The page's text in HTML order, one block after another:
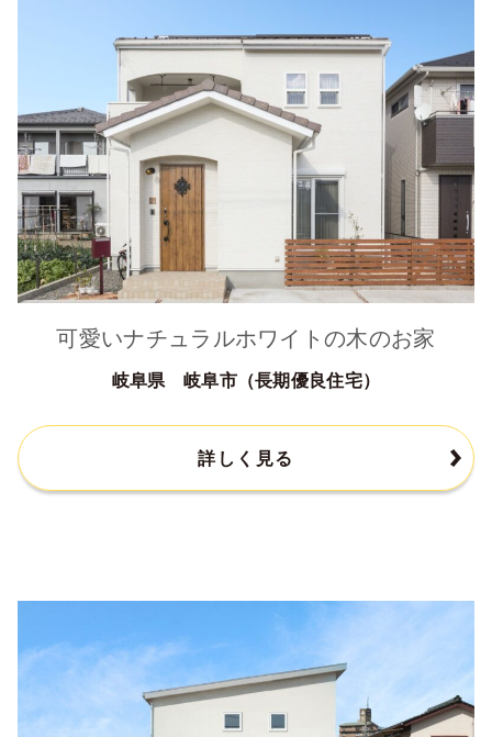
可愛いナチュラルホワイトの木のお家
岐阜県 岐阜市（長期優良住宅）
詳しく見る